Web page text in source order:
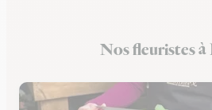
Fleuristes au Mêle-sur-Sarthe
Nos fleuristes à